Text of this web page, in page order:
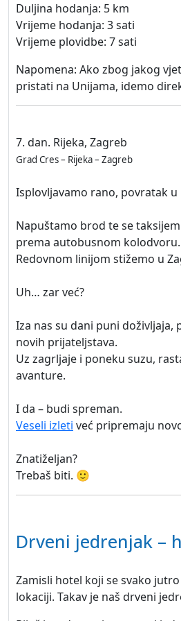
Duljina hodanja: 5 km
Vrijeme hodanja: 3 sati
Vrijeme plovidbe: 7 sati
Napomena: Ako zbog jakog
pristati na Unijama, idemo
7. dan. Rijeka, Zagreb
Grad Cres – Rijeka – Zagreb
Isplovljavamo rano, povratak u
Napuštamo brod te se
prema autobusnom kolodvoru.
Redovnom linijom stižemo u
Uh… zar već?
Iza nas su dani puni doživljaja,
novih prijateljstava.
Uz zagrljaje i poneku suzu,
avanture.
I da – budi spreman.
Veseli izleti već pripremaju
Znatiželjan?
Trebaš biti. 🙂
Drveni jedrenjak –
Zamisli hotel koji se svako
lokaciji. Takav je naš drveni